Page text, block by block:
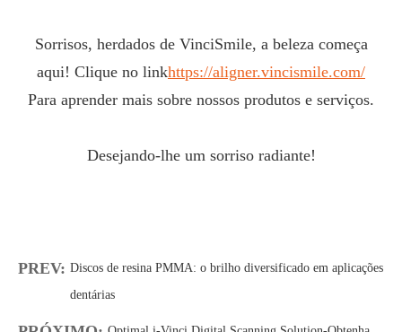
Sorrisos, herdados de VinciSmile, a beleza começa
aqui! Clique no linkhttps://aligner.vincismile.com/
Para aprender mais sobre nossos produtos e serviços.
Desejando-lhe um sorriso radiante!
PREV: Discos de resina PMMA: o brilho diversificado em aplicações
dentárias